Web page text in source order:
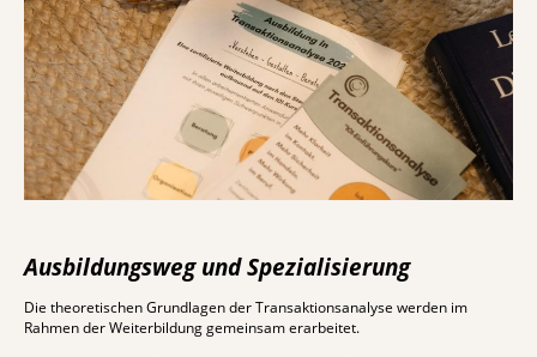
Ausbildungsweg und Spezialisierung
Die theoretischen Grundlagen der Transaktionsanalyse werden im
Rahmen der Weiterbildung gemeinsam erarbeitet.